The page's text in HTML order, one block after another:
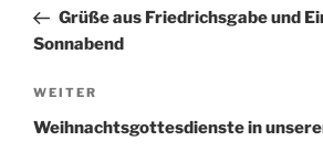
Beitrag
Grüße aus Friedrichsgabe und
Sonnabend
Nächster
Beitrag
WEITER
Weihnachtsgottesdienste in